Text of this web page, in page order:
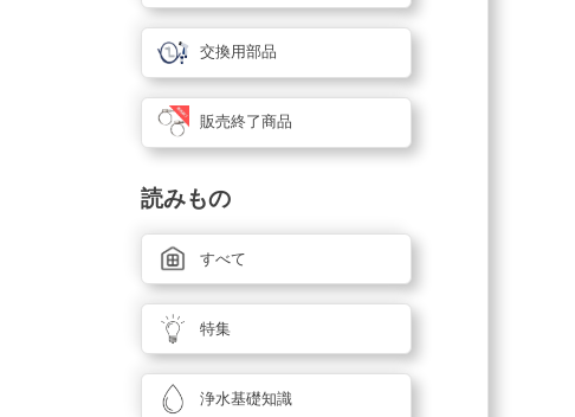
交換用部品
販売終了商品
読みもの
すべて
特集
浄水基礎知識